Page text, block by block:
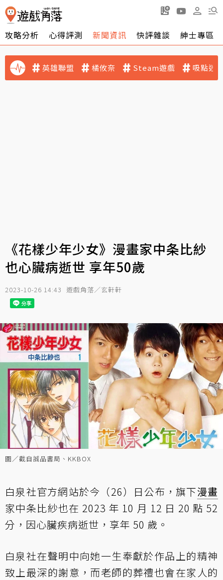
攻略分析 心得評測 新聞資訊 快評雜談 紳士專區
英雄聯盟 橘攸奈 Steam遊戲 吸點迷
《花樣少年少女》漫畫家中条比紗
也心臟病逝世 享年50歲
2023-10-26 14:43 遊戲角落／玄軒軒
圖／截自誠品書局、KKBOX
白泉社官方網站於今（26）日公布，旗下漫畫
家中条比紗也在 2023 年 10 月 12 日 20 點 52
分，因心臟疾病逝世，享年 50 歲。
白泉社在聲明中向她一生奉獻於作品上的精神
致上最深的謝意，而老師的葬禮也會在家人的